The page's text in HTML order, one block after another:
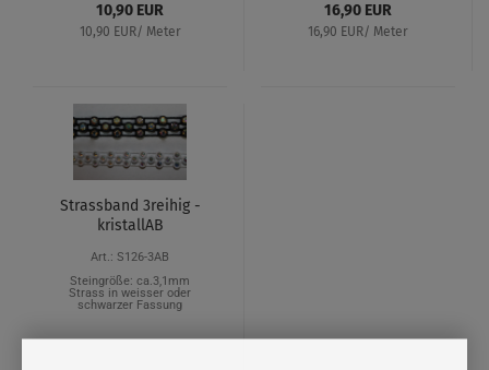
10,90 EUR
10,90 EUR/ Meter
16,90 EUR
16,90 EUR/ Meter
Strassband 3reihig -
kristallAB
Art.: S126-3AB
Steingröße: ca.3,1mm
Strass in weisser oder
schwarzer Fassung